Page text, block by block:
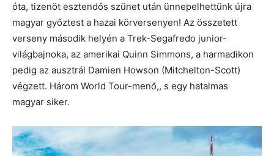
óta, tizenöt esztendős szünet után ünnepelhettünk újra
magyar győztest a hazai körversenyen! Az összetett
verseny második helyén a Trek-Segafredo junior-
világbajnoka, az amerikai Quinn Simmons, a harmadikon
pedig az ausztrál Damien Howson (Mitchelton-Scott)
végzett. Három World Tour-menő,, s egy hatalmas
magyar siker.